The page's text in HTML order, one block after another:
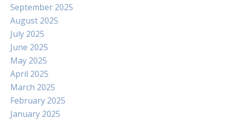
September 2025
August 2025
July 2025
June 2025
May 2025
April 2025
March 2025
February 2025
January 2025